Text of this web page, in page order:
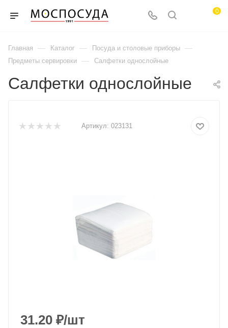
0
Главная — Каталог — Посуда и столовые приборы —
Предметы сервировки — Салфетки однослойные
Салфетки однослойные
Артикул: 023131
31.20 ₽/шт